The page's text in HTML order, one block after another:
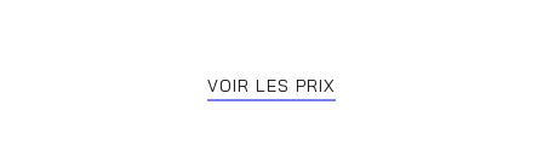
VOIR LES PRIX